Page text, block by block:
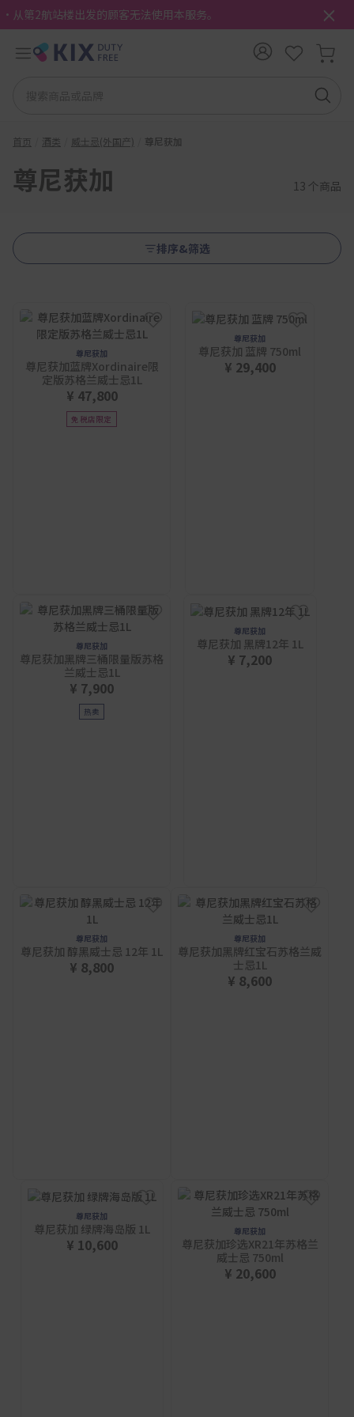
・从第2航站楼出发的顾客无法使用本服务。
首页 酒类 威士忌(外国产) 尊尼获加
尊尼获加 13 个商品
排序&筛选
尊尼获加
尊尼获加蓝牌Xordinaire限
定版苏格兰威士忌1L
¥ 47,800
免税店限定
尊尼获加
尊尼获加 蓝牌 750ml
¥ 29,400
尊尼获加
尊尼获加黑牌三桶限量版苏格
兰威士忌1L
¥ 7,900
热卖
尊尼获加
尊尼获加 黑牌12年 1L
¥ 7,200
尊尼获加
尊尼获加 醇黑威士忌 12年 1L
¥ 8,800
尊尼获加
尊尼获加黑牌红宝石苏格兰威
士忌1L
¥ 8,600
尊尼获加
尊尼获加 绿牌海岛版 1L
¥ 10,600
尊尼获加
尊尼获加珍选XR21年苏格兰
威士忌 750ml
¥ 20,600